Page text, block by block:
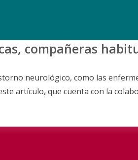
compañeras
neurológico, como las
artículo, que cuenta con la